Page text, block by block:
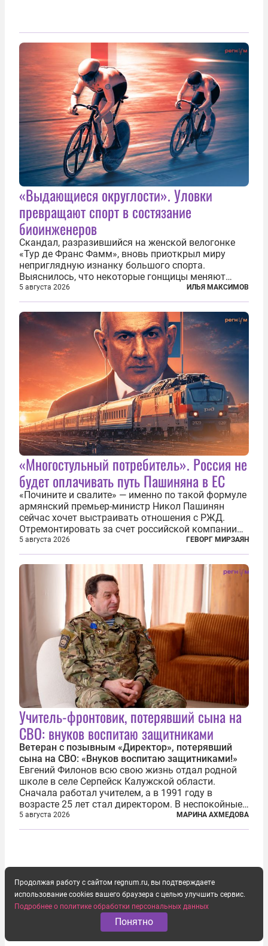
«Выдающиеся округлости». Уловки
превращают спорт в состязание
биоинженеров
Скандал, разразившийся на женской велогонке
«Тур де Франс Фамм», вновь приоткрыл миру
неприглядную изнанку большого спорта.
Выяснилось, что некоторые гонщицы меняют
размер груди ради улучшения аэродинамики. За
фасадом труда, мастерства, упорства и
благородства, которые мы привыкли
ассоциировать с...
5 августа 2026 ИЛЬЯ МАКСИМОВ
«Многостульный потребитель». Россия не
будет оплачивать путь Пашиняна в ЕС
«Почините и свалите» — именно по такой формуле
армянский премьер-министр Никол Пашинян
сейчас хочет выстраивать отношения с РЖД.
Отремонтировать за счет российской компании
железнодорожную инфраструктуру в районе
прохождения TRIPP (коридора, который должен
связать Азербайджан и Турцию через...
5 августа 2026 ГЕВОРГ МИРЗАЯН
Учитель-фронтовик, потерявший сына на
СВО: внуков воспитаю защитниками
Ветеран с позывным «Директор», потерявший
сына на СВО: «Внуков воспитаю защитниками!»
Евгений Филонов всю свою жизнь отдал родной
школе в селе Серпейск Калужской области.
Сначала работал учителем, а в 1991 году в
возрасте 25 лет стал директором. В неспокойные
90-е он сумел спасти школу от закрытия и со
временем сделал ее лучшей в районе. В 2023 году
5 августа 2026 МАРИНА АХМЕДОВА
Продолжая работу с сайтом regnum.ru, вы подтверждаете
использование cookies вашего браузера с целью улучшить сервис.
Подробнее о политике обработки персональных данных
Понятно